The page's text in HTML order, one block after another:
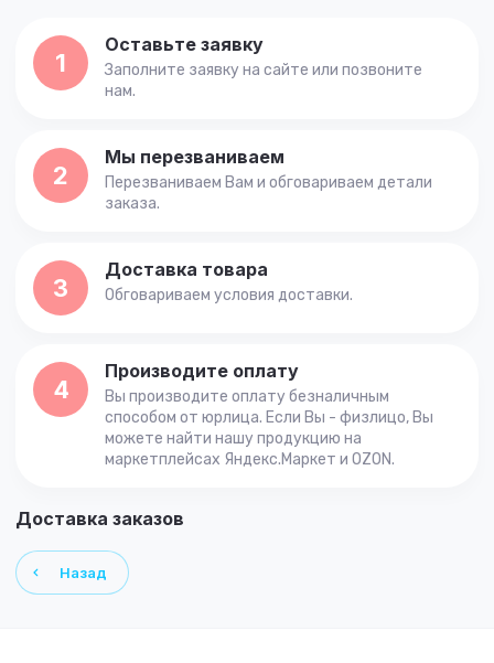
1
Оставьте заявку
Заполните заявку на сайте или позвоните
нам.
2
Мы перезваниваем
Перезваниваем Вам и обговариваем детали
заказа.
3
Доставка товара
Обговариваем условия доставки.
4
Производите оплату
Вы производите оплату безналичным
способом от юрлица. Если Вы - физлицо, Вы
можете найти нашу продукцию на
маркетплейсах Яндекс.Маркет и OZON.
Доставка заказов
Назад